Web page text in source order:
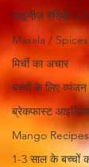
चाइनीज़ रेसिपी
Masala / Spices
मिर्ची का अचार
बच्चों के लिए व्यंजन
ब्रेकफास्ट
Mango
1-3 साल के बच्चों